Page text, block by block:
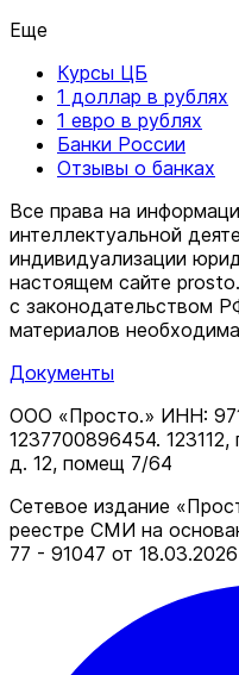
Еще
Курсы ЦБ
1 доллар в рублях
1 евро в рублях
Банки России
Отзывы о банках
Все права на
интеллектуальной
индивидуализации
настоящем сайте
c законодательством
материалов
Документы
ООО «Просто.» ИНН:
1237700896454.
д. 12, помещ 7/64
Сетевое издание
реестре СМИ на
77 - 91047 от 18.03.2026